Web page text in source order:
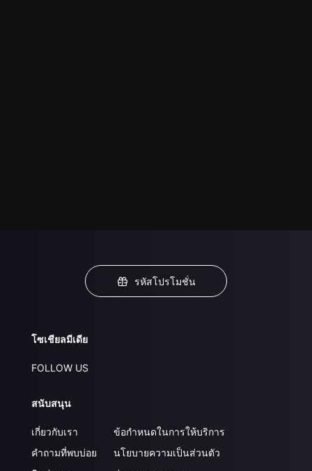
รหัสโปรโมชั่น
โซเชียลมีเดีย
FOLLOW US
สนับสนุน
เกี่ยวกับเรา
คำถามที่พบบ่อย
ข้อกำหนดในการให้บริการ
นโยบายความเป็นส่วนตัว